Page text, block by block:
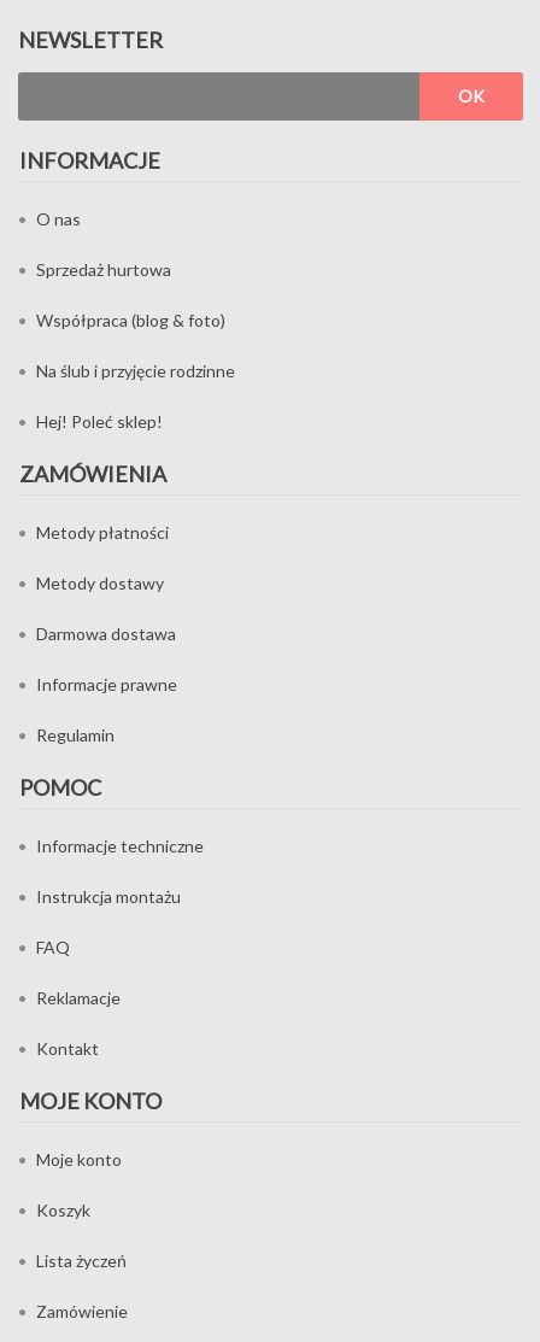
NEWSLETTER
OK
INFORMACJE
O nas
Sprzedaż hurtowa
Współpraca (blog & foto)
Na ślub i przyjęcie rodzinne
Hej! Poleć sklep!
ZAMÓWIENIA
Metody płatności
Metody dostawy
Darmowa dostawa
Informacje prawne
Regulamin
POMOC
Informacje techniczne
Instrukcja montażu
FAQ
Reklamacje
Kontakt
MOJE KONTO
Moje konto
Koszyk
Lista życzeń
Zamówienie